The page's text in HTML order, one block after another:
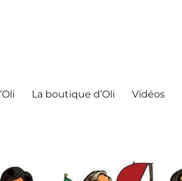
La boutique d’Oli Vidéos